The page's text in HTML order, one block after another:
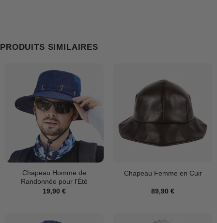
PRODUITS SIMILAIRES
Chapeau Homme de
Randonnée pour l’Été
19,90 €
Chapeau Femme en Cuir
89,90 €